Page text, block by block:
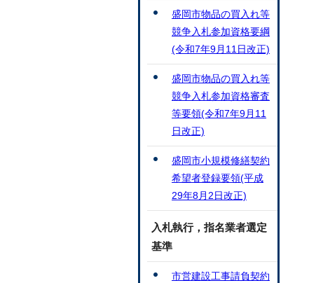
盛岡市物品の買入れ等
競争入札参加資格要綱
(令和7年9月11日改正)
盛岡市物品の買入れ等
競争入札参加資格審査
等要領(令和7年9月11
日改正)
盛岡市小規模修繕契約
希望者登録要領(平成
29年8月2日改正)
入札執行，指名業者選定
基準
市営建設工事請負契約